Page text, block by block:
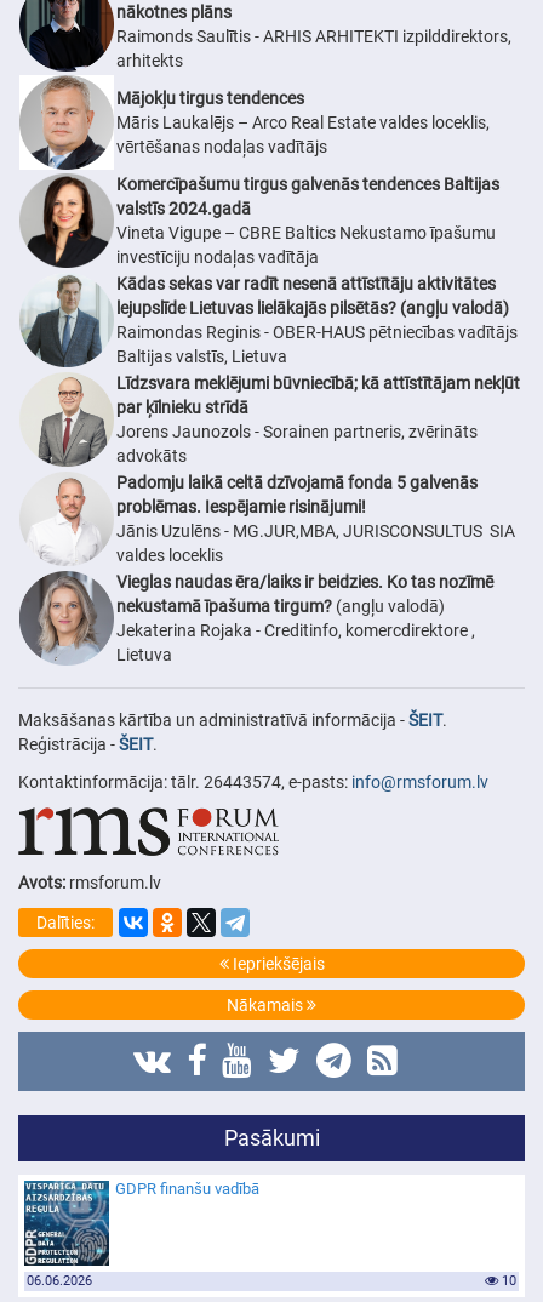
nākotnes plāns
Raimonds Saulītis - ARHIS ARHITEKTI izpilddirektors,
arhitekts
Mājokļu tirgus tendences
Māris Laukalējs – Arco Real Estate valdes loceklis,
vērtēšanas nodaļas vadītājs
Komercīpašumu tirgus galvenās tendences Baltijas
valstīs 2024.gadā
Vineta Vigupe – CBRE Baltics Nekustamo īpašumu
investīciju nodaļas vadītāja
Kādas sekas var radīt nesenā attīstītāju aktivitātes
lejupslīde Lietuvas lielākajās pilsētās? (angļu valodā)
Raimondas Reginis - OBER-HAUS pētniecības vadītājs
Baltijas valstīs, Lietuva
Līdzsvara meklējumi būvniecībā; kā attīstītājam nekļūt
par ķīlnieku strīdā
Jorens Jaunozols - Sorainen partneris, zvērināts
advokāts
Padomju laikā celtā dzīvojamā fonda 5 galvenās
problēmas. Iespējamie risinājumi!
Jānis Uzulēns - MG.JUR,MBA, JURISCONSULTUS SIA
valdes loceklis
Vieglas naudas ēra/laiks ir beidzies. Ko tas nozīmē
nekustamā īpašuma tirgum? (angļu valodā)
Jekaterina Rojaka - Creditinfo, komercdirektore ,
Lietuva
Maksāšanas kārtība un administratīvā informācija -ŠEIT.
Reģistrācija -ŠEIT.
Kontaktinformācija: tālr. 26443574, e-pasts: info@rmsforum.lv
Avots: rmsforum.lv
Dalīties:
Iepriekšējais
Nākamais
Pasākumi
GDPR finanšu vadībā
06.06.2026 10